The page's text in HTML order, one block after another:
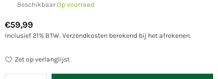
BeschikbaarOp voorraad
Normale
prijs
€59,99
Inclusief 21% BTW. Verzendkosten berekend bij het afrekenen.
Zet op verlanglijst